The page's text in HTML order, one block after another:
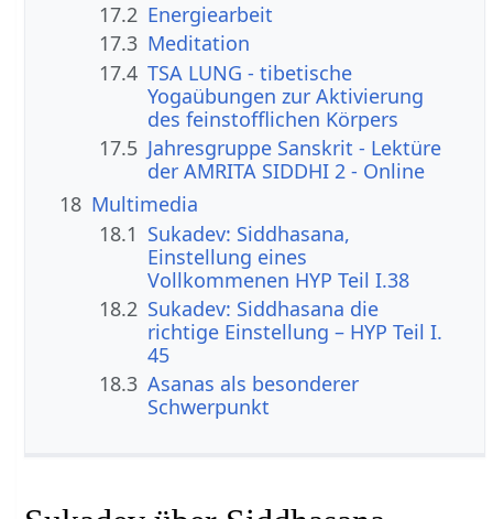
17.2 Energiearbeit
17.3 Meditation
17.4 TSA LUNG - tibetische
Yogaübungen zur Aktivierung
des feinstofflichen Körpers
17.5 Jahresgruppe Sanskrit - Lektüre
der AMRITA SIDDHI 2 - Online
18 Multimedia
18.1 Sukadev: Siddhasana,
Einstellung eines
Vollkommenen HYP Teil I.38
18.2 Sukadev: Siddhasana die
richtige Einstellung – HYP Teil I.
45
18.3 Asanas als besonderer
Schwerpunkt